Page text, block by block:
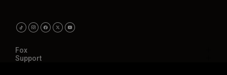
Fox
Support